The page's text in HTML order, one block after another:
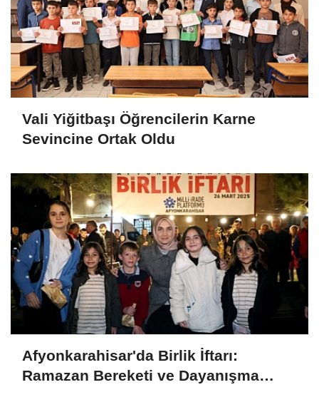
Vali Yiğitbaşı Öğrencilerin Karne
Sevincine Ortak Oldu
Afyonkarahisar'da Birlik İftarı:
Ramazan Bereketi ve Dayanışma